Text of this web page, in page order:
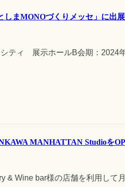
しまMONOづくりメッセ」に出展
ティ 展示ホールB会期：2024
MANHATTAN Studioを
& Wine bar様の店舗を利用して